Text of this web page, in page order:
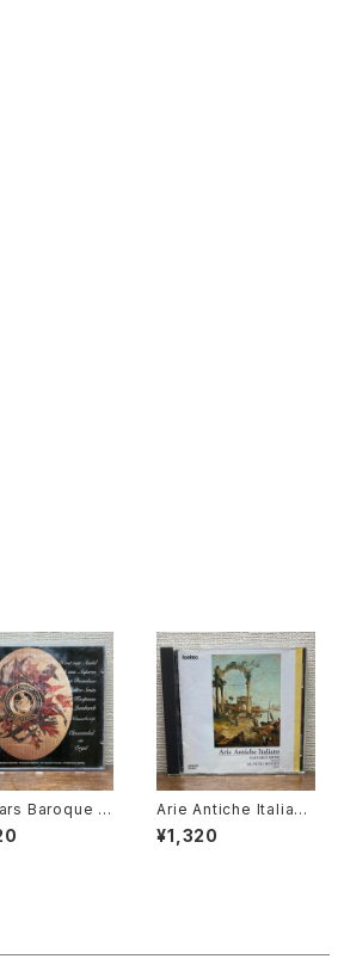
Baroque K
Instrument
C. Klop【演奏
レコード会社：
Arie Antiche Italiane
【演奏者：嶺貞子, H.ピ
ュイグ＝ロジェ】レコー
¥1,320